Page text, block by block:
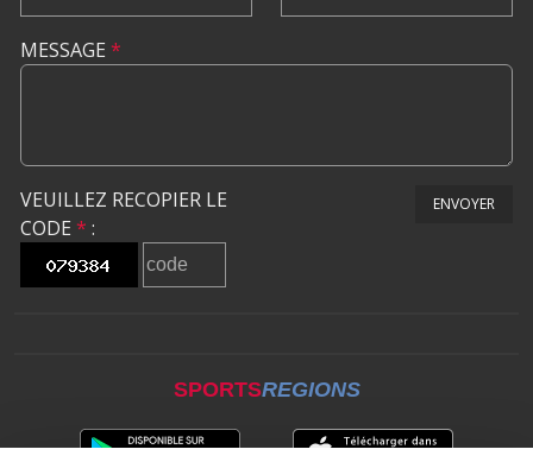
MESSAGE *
VEUILLEZ RECOPIER LE
CODE * :
ENVOYER
SPORTSREGIONS